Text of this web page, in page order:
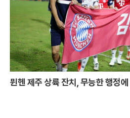
뮌헨 제주 상륙 잔치, 무능한 행정